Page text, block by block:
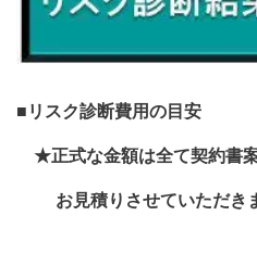
■ リスク診断費用の目安
★正式な金額は全て契約書
お見積り させていただき